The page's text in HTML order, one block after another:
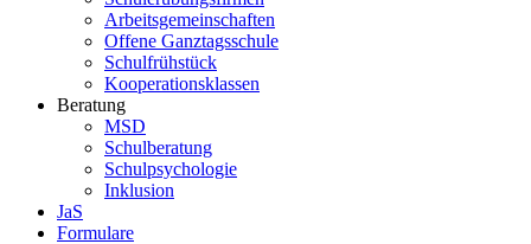
Arbeitsgemeinschaften
Offene Ganztagsschule
Schulfrühstück
Kooperationsklassen
Beratung
MSD
Schulberatung
Schulpsychologie
Inklusion
JaS
Formulare